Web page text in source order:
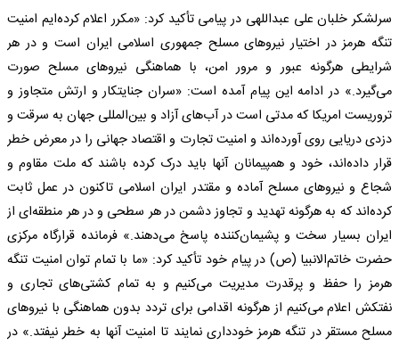
سرلشکر خلبان علی عبداللهی در پیامی تأکید کرد: «مکرر اعلام کرده‌ایم امنیت
تنگه هرمز در اختیار نیرو‌های مسلح جمهوری اسلامی ایران است و در هر
شرایطی هرگونه عبور و مرور امن، با هماهنگی نیرو‌های مسلح صورت
می‌گیرد.» در ادامه این پیام آمده است: «سران جنایتکار و ارتش متجاوز و
تروریست امریکا که مدتی است در آب‌های آزاد و بین‌المللی جهان به سرقت و
دزدی دریایی روی آورده‌اند و امنیت تجارت و اقتصاد جهانی را در معرض خطر
قرار داده‌اند، خود و همپیمانان آنها باید درک کرده باشند که ملت مقاوم و
شجاع و نیرو‌های مسلح آماده و مقتدر ایران اسلامی تاکنون در عمل ثابت
کرده‌اند که به هرگونه تهدید و تجاوز دشمن در هر سطحی و در هر منطقه‌ای از
ایران بسیار سخت و پشیمان‌کننده پاسخ می‌دهند.» فرمانده قرارگاه مرکزی
حضرت خاتم‌الانبیا (ص) در پیام خود تأکید کرد: «ما با تمام توان امنیت تنگه
هرمز را حفظ و پرقدرت مدیریت می‌کنیم و به تمام کشتی‌های تجاری و
نفتکش اعلام می‌کنیم از هرگونه اقدامی برای تردد بدون هماهنگی با نیرو‌های
مسلح مستقر در تنگه هرمز خودداری نمایند تا امنیت آنها به خطر نیفتد.» در